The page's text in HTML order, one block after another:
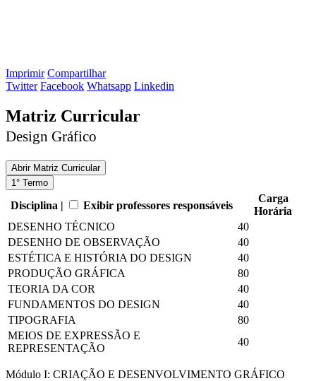
Imprimir Compartilhar
Twitter Facebook Whatsapp Linkedin
Matriz Curricular
Design Gráfico
AbrirMatriz Curricular
1° Termo
Disciplina | Exibir professores responsáveis
Carga
Horária
DESENHO TÉCNICO
40
DESENHO DE OBSERVAÇÃO
40
ESTÉTICA E HISTÓRIA DO DESIGN
40
PRODUÇÃO GRÁFICA
80
TEORIA DA COR
40
FUNDAMENTOS DO DESIGN
40
TIPOGRAFIA
80
MEIOS DE EXPRESSÃO E
REPRESENTAÇÃO
40
Módulo I: CRIAÇÃO E DESENVOLVIMENTO GRÁFICO